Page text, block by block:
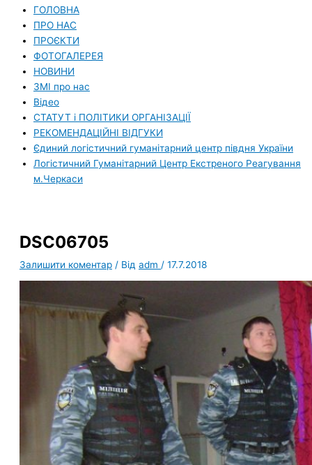
ГОЛОВНА
ПРО НАС
ПРОЄКТИ
ФОТОГАЛЕРЕЯ
НОВИНИ
ЗМI про нас
Вiдео
СТАТУТ і ПОЛІТИКИ ОРГАНІЗАЦІЇ
РЕКОМЕНДАЦІЙНІ ВІДГУКИ
Єдиний логістичний гуманітарний центр півдня України
Логістичний Гуманітарний Центр Екстреного Реагування
м.Черкаси
DSC06705
Залишити коментар / Від adm / 17.7.2018